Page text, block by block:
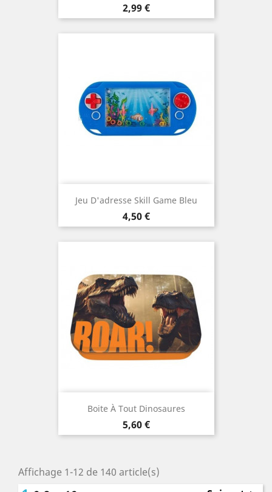
Prix
2,99 €
Jeu D'adresse Skill Game Bleu
Prix
4,50 €
Boite À Tout Dinosaures
Prix
5,60 €
Affichage 1-12 de 140 article(s)